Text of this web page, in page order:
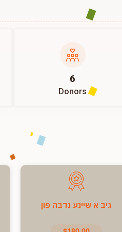
6
Donors
גיב א שיינע נדבה פון